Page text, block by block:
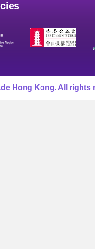
Hong Kong. All rights